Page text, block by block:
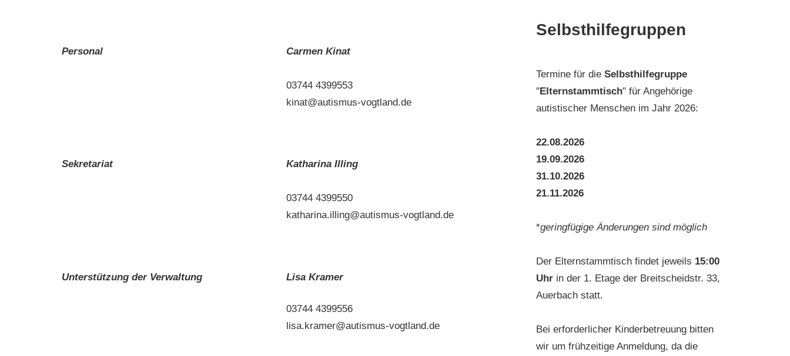
Personal Carmen Kinat
03744 4399553
kinat@autismus-vogtland.de
Sekretariat Katharina Illing
03744 4399550
katharina.illing@autismus-vogtland.de
Unterstützung der Verwaltung Lisa Kramer
03744 4399556
lisa.kramer@autismus-vogtland.de
Selbsthilfegruppen
Termine für die Selbsthilfegruppe
"Elternstammtisch" für Angehörige
autistischer Menschen im Jahr 2026:
22.08.2026
19.09.2026
31.10.2026
21.11.2026
*geringfügige Änderungen sind möglich
Der Elternstammtisch findet jeweils 15:00
Uhr in der 1. Etage der Breitscheidstr. 33,
Auerbach statt.
Bei erforderlicher Kinderbetreuung bitten
wir um frühzeitige Anmeldung, da die